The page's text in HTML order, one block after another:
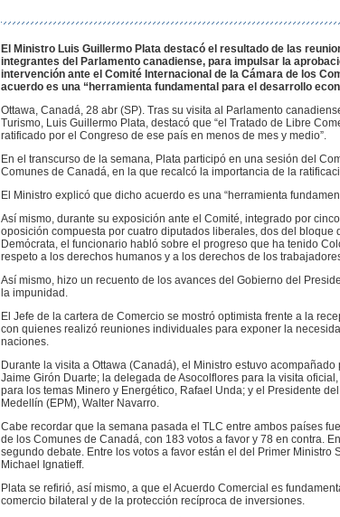
El Ministro Luis Guillermo Plata destacó el resultado de las
integrantes del Parlamento canadiense, para impulsar la
intervención ante el Comité Internacional de la Cámara de los
acuerdo es una “herramienta fundamental para el desarrollo
Ottawa, Canadá, 28 abr (SP). Tras su visita al Parlamento
Turismo, Luis Guillermo Plata, destacó que “el Tratado de Libre
ratificado por el Congreso de ese país en menos de mes y medio”.
En el transcurso de la semana, Plata participó en una sesión del
Comunes de Canadá, en la que recalcó la importancia de la
El Ministro explicó que dicho acuerdo es una “herramienta
Así mismo, durante su exposición ante el Comité, integrado por
oposición compuesta por cuatro diputados liberales, dos del bloque
Demócrata, el funcionario habló sobre el progreso que ha tenido
respeto a los derechos humanos y a los derechos de los
Así mismo, hizo un recuento de los avances del Gobierno del
la impunidad.
El Jefe de la cartera de Comercio se mostró optimista frente a la
con quienes realizó reuniones individuales para exponer la
naciones.
Durante la visita a Ottawa (Canadá), el Ministro estuvo
Jaime Girón Duarte; la delegada de Asocolflores para la visita
para los temas Minero y Energético, Rafael Unda; y el Presidente
Medellín (EPM), Walter Navarro.
Cabe recordar que la semana pasada el TLC entre ambos países
de los Comunes de Canadá, con 183 votos a favor y 78 en contra.
segundo debate. Entre los votos a favor están el del Primer
Michael Ignatieff.
Plata se refirió, así mismo, a que el Acuerdo Comercial es
comercio bilateral y de la protección recíproca de inversiones.